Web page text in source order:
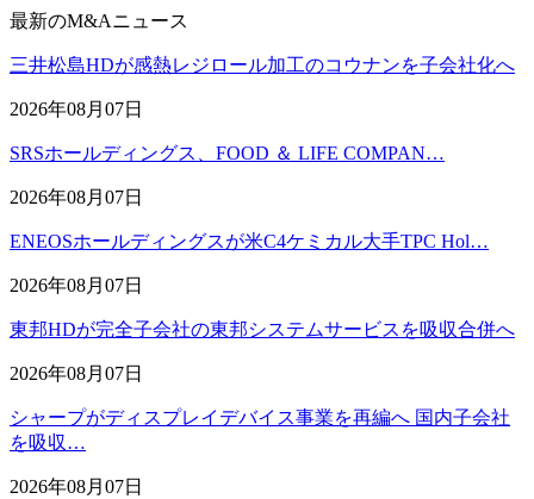
最新のM&Aニュース
三井松島HDが感熱レジロール加工のコウナンを子会社化へ
2026年08月07日
SRSホールディングス、FOOD ＆ LIFE COMPAN…
2026年08月07日
ENEOSホールディングスが米C4ケミカル大手TPC Hol…
2026年08月07日
東邦HDが完全子会社の東邦システムサービスを吸収合併へ
2026年08月07日
シャープがディスプレイデバイス事業を再編へ 国内子会社
を吸収…
2026年08月07日